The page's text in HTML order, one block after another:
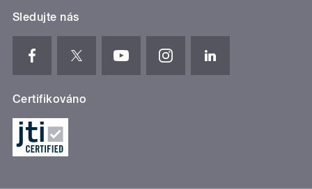
Sledujte nás
Certifikováno